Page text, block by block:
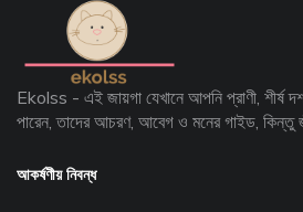
Ekolss - এই জায়গা যেখানে আপনি প্রাণী, শীর্ষ
পারেন, তাদের আচরণ, আবেগ ও মনের গাইড, কিন্তু
আকর্ষণীয় নিবন্ধ